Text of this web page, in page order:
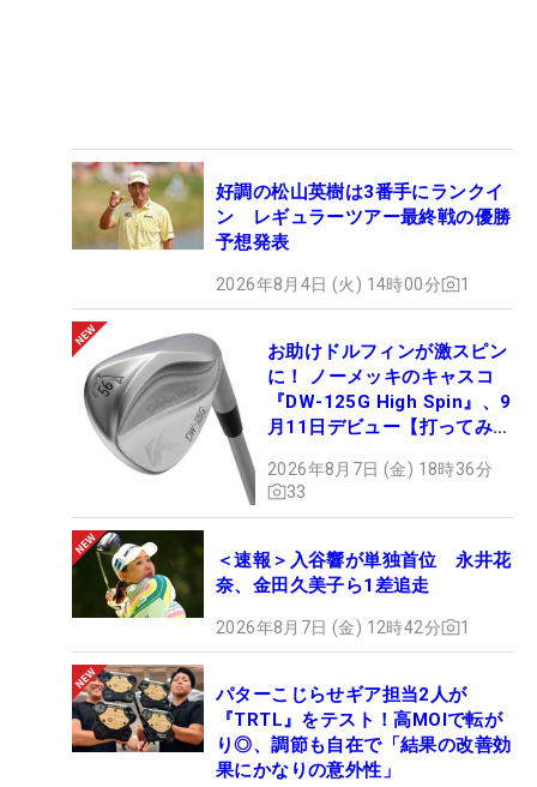
好調の松山英樹は3番手にランクイ
ン レギュラーツアー最終戦の優勝
予想発表
2026年8月4日 (火) 14時00分 1
お助けドルフィンが激スピン
に！ ノーメッキのキャスコ
『DW-125G High Spin』、9
月11日デビュー【打ってみ
2026年8月7日 (金) 18時36分
33
＜速報＞入谷響が単独首位 永井花
奈、金田久美子ら1差追走
2026年8月7日 (金) 12時42分 1
パターこじらせギア担当2人が
『TRTL』をテスト！高MOIで転が
り◎、調節も自在で「結果の改善効
果にかなりの意外性」